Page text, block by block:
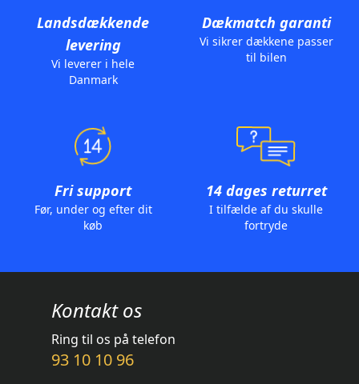
Landsdækkende
levering
Vi leverer i hele
Danmark
Dækmatch garanti
Vi sikrer dækkene passer
til bilen
Fri support
Før, under og efter dit
køb
14 dages returret
I tilfælde af du skulle
fortryde
Kontakt os
Ring til os på telefon
93 10 10 96